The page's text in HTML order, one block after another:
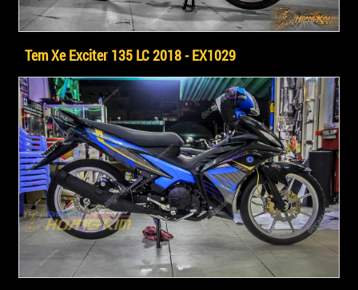
Tem Xe Exciter 135 LC 2018 - EX1029